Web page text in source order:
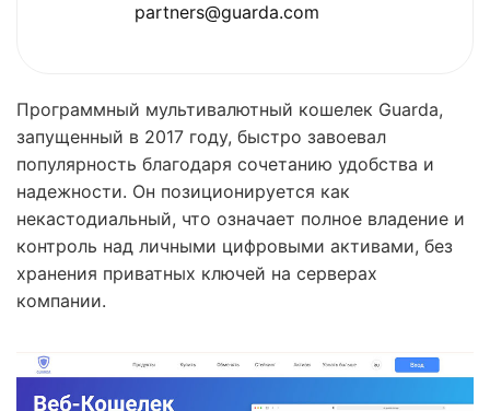
partners@guarda.com
Программный мультивалютный кошелек Guarda,
запущенный в 2017 году, быстро завоевал
популярность благодаря сочетанию удобства и
надежности. Он позиционируется как
некастодиальный, что означает полное владение и
контроль над личными цифровыми активами, без
хранения приватных ключей на серверах
компании.